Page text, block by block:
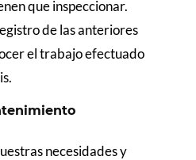
que inspeccionar.
de las anteriores
el trabajo efectuado
necesidades y